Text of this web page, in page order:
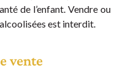
de l’enfant. Vendre ou
est interdit.
vente